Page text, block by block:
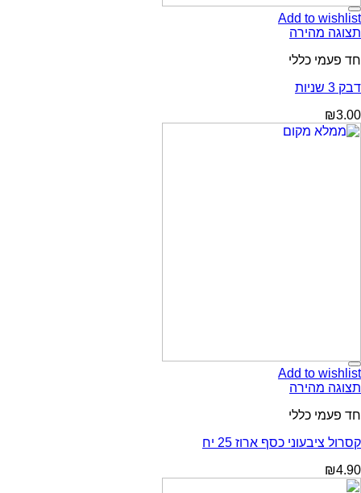
Add to wishlist
תצוגה מהירה
חד פעמי כללי
דבק 3 שניות
₪3.00
Add to wishlist
תצוגה מהירה
חד פעמי כללי
קסרול ציבעוני כסף ארוז 25 יח
₪4.90